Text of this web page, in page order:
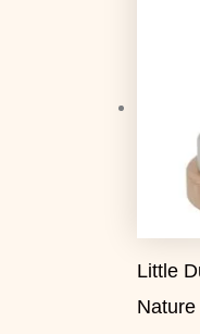
Little
Nature